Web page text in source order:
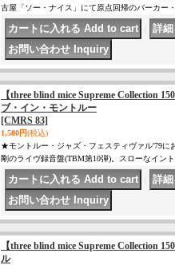
古屋「ソー・ナイス」にて原点回帰のパーカー
【three blind mice Supreme Collection
ブ・イン・モントルー
[CMRS 83]
1,580円(税込)
★モントルー・ジャズ・フェスティヴァル'79に
剛のライヴ録音盤(TBM第10弾)。スローなイン
【three blind mice Supreme Collection
ル